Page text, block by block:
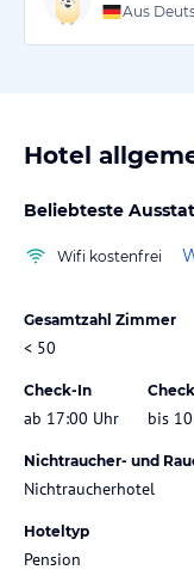
Aus
Hotel
Beliebteste
Wifi kostenfrei
Gesamtzahl Zimmer
< 50
Check-In
ab 17:00 Uhr bis
Nichtraucher- und
Nichtraucherhotel
Hoteltyp
Pension